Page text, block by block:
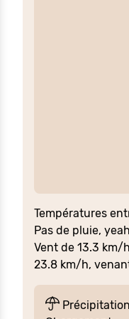
Températures
Pas de pluie,
Vent de 13.3 km/
23.8 km/h,